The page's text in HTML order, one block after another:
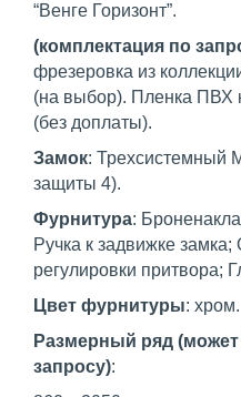
“Венге Горизонт”.
(комплектация по
фрезеровка из
(на выбор). Пленка ПВХ
(без доплаты).
Замок: Трехсистемный
защиты 4).
Фурнитура:
Ручка к задвижке
регулировки притвора;
Цвет фурнитуры: хром.
Размерный ряд
запросу):